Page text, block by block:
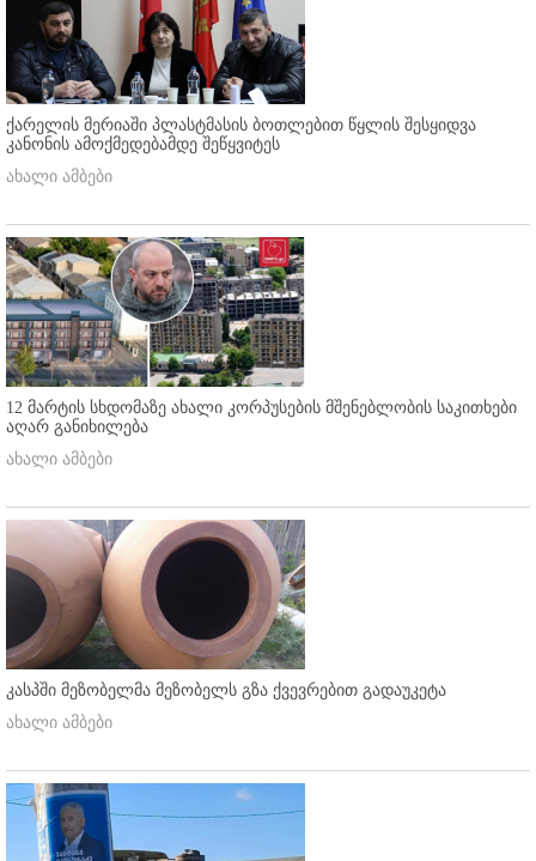
ქარელის მერიაში პლასტმასის ბოთლებით წყლის შესყიდვა
კანონის ამოქმედებამდე შეწყვიტეს
ახალი ამბები
12 მარტის სხდომაზე ახალი კორპუსების მშენებლობის საკითხები
აღარ განიხილება
ახალი ამბები
კასპში მეზობელმა მეზობელს გზა ქვევრებით გადაუკეტა
ახალი ამბები